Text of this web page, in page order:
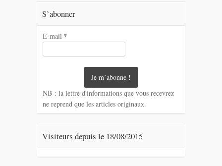
S’abonner
E-mail *
NB : la lettre d'informations que vous recevrez
ne reprend que les articles originaux.
Visiteurs depuis le 18/08/2015